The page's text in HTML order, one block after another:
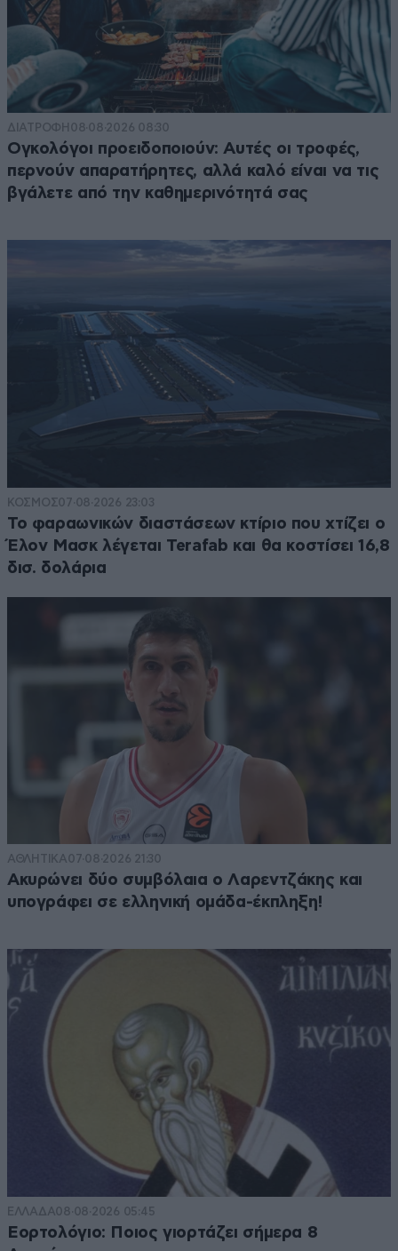
ΔΙΑΤΡΟΦΗ 08·08·2026 08:30
Ογκολόγοι προειδοποιούν: Αυτές οι τροφές,
περνούν απαρατήρητες, αλλά καλό είναι να τις
βγάλετε από την καθημερινότητά σας
ΚΟΣΜΟΣ07·08·2026 23:03
Το φαραωνικών διαστάσεων κτίριο που χτίζει ο
Έλον Μασκ λέγεται Terafab και θα κοστίσει 16,8
δισ. δολάρια
ΑΘΛΗΤΙΚΑ07·08·2026 21:30
Ακυρώνει δύο συμβόλαια ο Λαρεντζάκης και
υπογράφει σε ελληνική ομάδα-έκπληξη!
ΕΛΛΑΔΑ08·08·2026 05:45
Εορτολόγιο: Ποιος γιορτάζει σήμερα 8